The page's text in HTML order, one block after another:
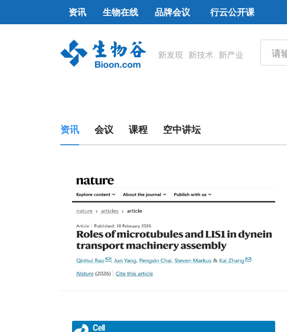
资讯 生物在线 品牌会议 行云公开课
资讯 会议 课程 空中讲坛